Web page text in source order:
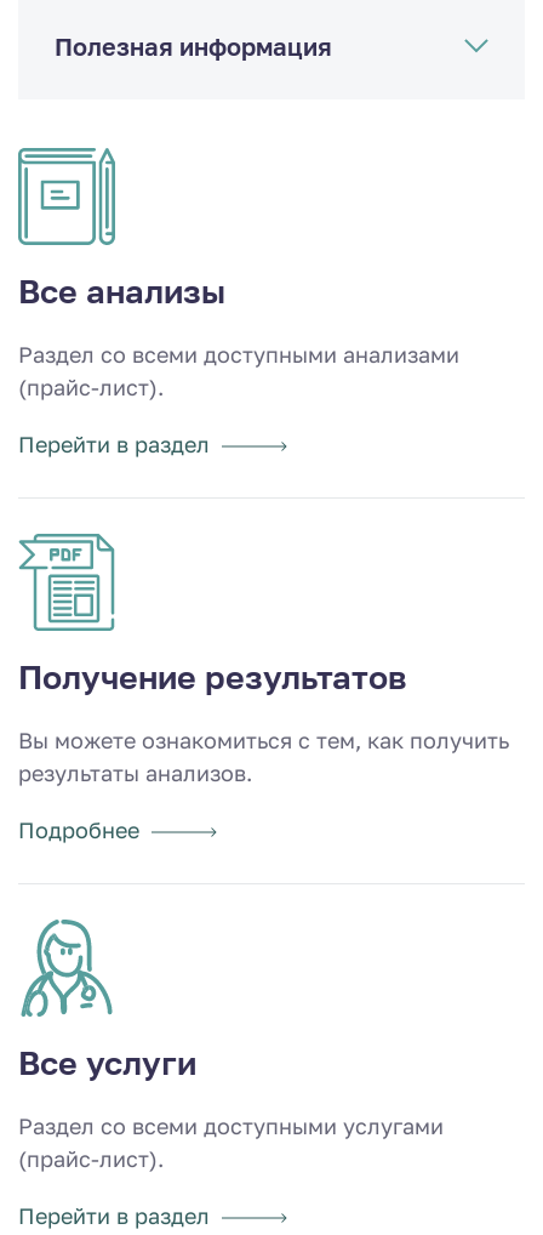
Полезная информация
Все анализы
Раздел со всеми доступными анализами
(прайс-лист).
Перейти в раздел
Получение результатов
Вы можете ознакомиться с тем, как получить
результаты анализов.
Подробнее
Все услуги
Раздел со всеми доступными услугами
(прайс-лист).
Перейти в раздел